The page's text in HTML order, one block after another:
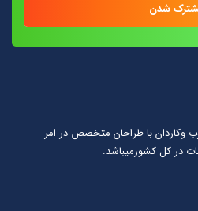
شدن
وكاردان با طراحان متخصص در امر
در كل كشورمیباشد.